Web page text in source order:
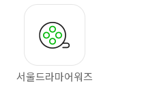
서울드라마어워즈